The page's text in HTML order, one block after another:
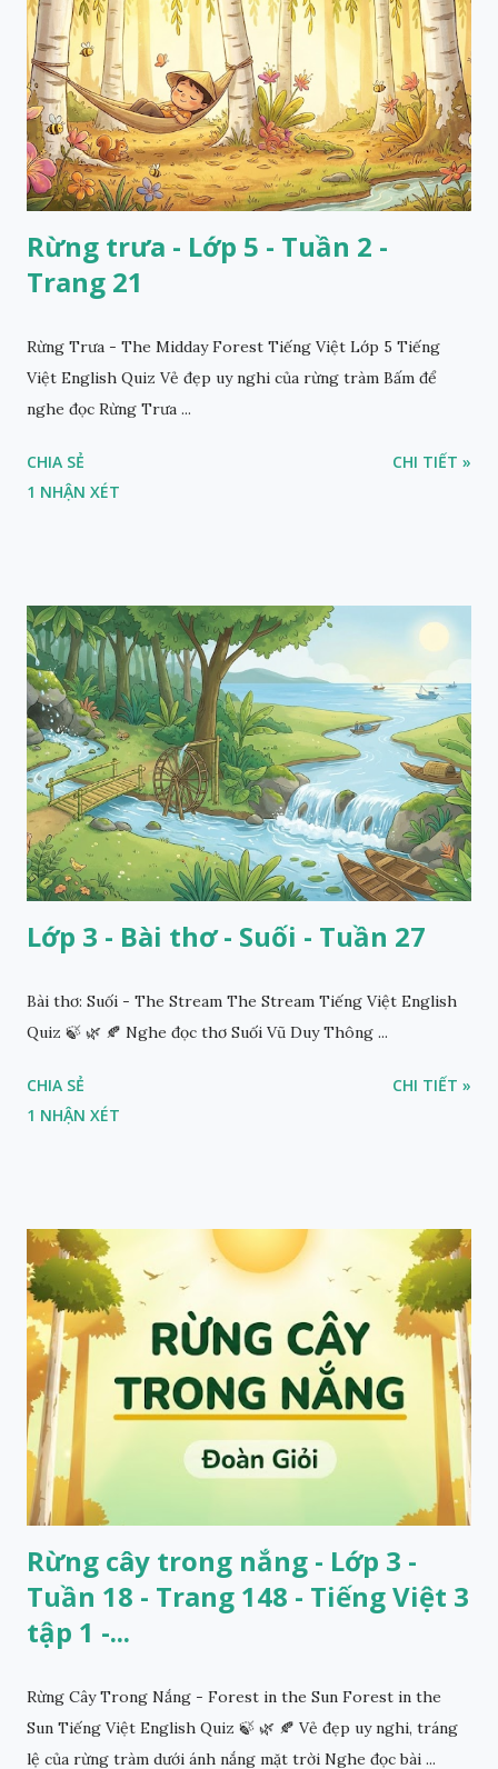
Rừng trưa - Lớp 5 - Tuần 2 -
Trang 21
Rừng Trưa - The Midday Forest Tiếng Việt Lớp 5 Tiếng
Việt English Quiz Vẻ đẹp uy nghi của rừng tràm Bấm để
nghe đọc Rừng Trưa ...
CHIA SẺ
1 NHẬN XÉT
CHI TIẾT »
Lớp 3 - Bài thơ - Suối - Tuần 27
Bài thơ: Suối - The Stream The Stream Tiếng Việt English
Quiz 🍃 🌿 🍂 Nghe đọc thơ Suối Vũ Duy Thông ...
CHIA SẺ
1 NHẬN XÉT
CHI TIẾT »
Rừng cây trong nắng - Lớp 3 -
Tuần 18 - Trang 148 - Tiếng Việt 3
tập 1 -...
Rừng Cây Trong Nắng - Forest in the Sun Forest in the
Sun Tiếng Việt English Quiz 🍃 🌿 🍂 Vẻ đẹp uy nghi, tráng
lệ của rừng tràm dưới ánh nắng mặt trời Nghe đọc bài ...